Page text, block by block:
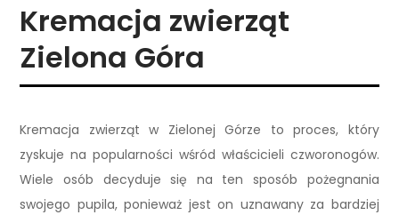
Kremacja zwierząt
Zielona Góra
Kremacja zwierząt w Zielonej Górze to proces, który
zyskuje na popularności wśród właścicieli czworonogów.
Wiele osób decyduje się na ten sposób pożegnania
swojego pupila, ponieważ jest on uznawany za bardziej